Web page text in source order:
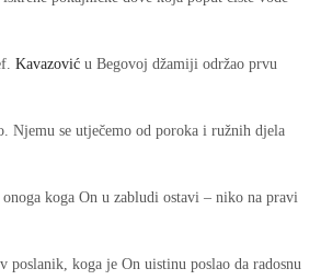
Kavazović u Begovoj džamiji održao prvu
Njemu se utječemo od poroka i ružnih djela
koga On u zabludi ostavi – niko na pravi
koga je On uistinu poslao da radosnu